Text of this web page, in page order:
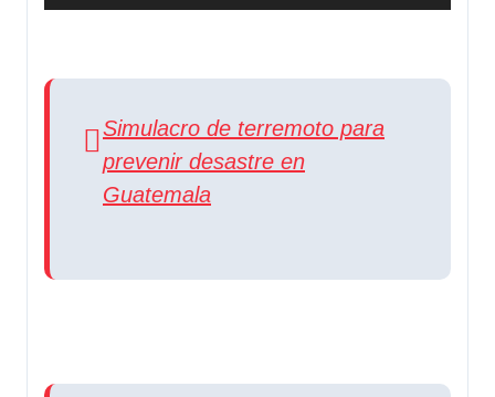
de
Simulacro de terremoto para
prevenir desastre en
Guatemala